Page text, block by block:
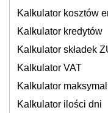
Kalkulator kosztów
Kalkulator kredytów
Kalkulator składek
Kalkulator VAT
Kalkulator
Kalkulator ilości dni